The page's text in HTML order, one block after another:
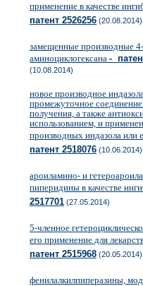
применение в качестве
патент 2526256 (20.08.2014)
замещенные производные 4-
аминоциклогексана -
(10.08.2014)
новое производное
промежуточное
получения, а также
использованием, и
производных индазола или
патент 2518076 (10.06.2014)
ароиламино- и
пиперидины в качестве
2517701 (27.05.2014)
5-членное
его применение для
патент 2515968 (20.05.2014)
фенилалкилпиперазины,